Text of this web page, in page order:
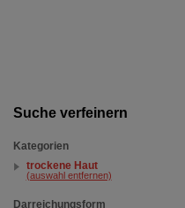
Suche verfeinern
Kategorien
trockene Haut
(auswahl entfernen)
Darreichungsform